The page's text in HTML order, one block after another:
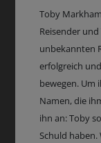
Toby
Reisender
unbekannten
erfolgreich
bewegen. Um
Namen, die
ihn an: Toby
Schuld haben.